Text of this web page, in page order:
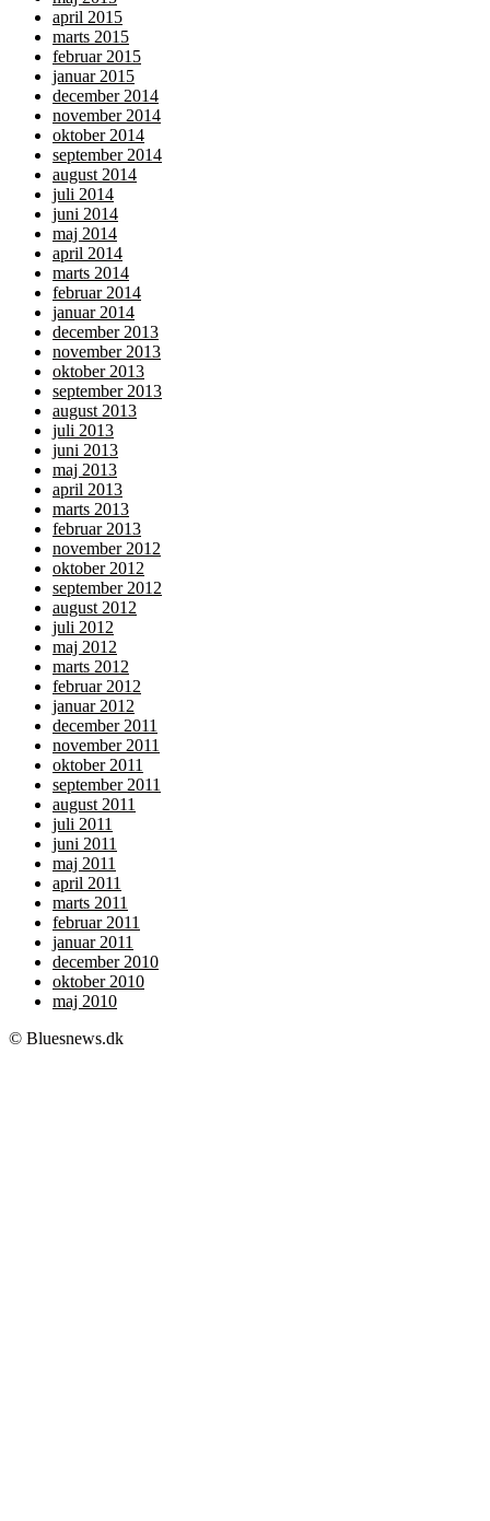
april 2015
marts 2015
februar 2015
januar 2015
december 2014
november 2014
oktober 2014
september 2014
august 2014
juli 2014
juni 2014
maj 2014
april 2014
marts 2014
februar 2014
januar 2014
december 2013
november 2013
oktober 2013
september 2013
august 2013
juli 2013
juni 2013
maj 2013
april 2013
marts 2013
februar 2013
november 2012
oktober 2012
september 2012
august 2012
juli 2012
maj 2012
marts 2012
februar 2012
januar 2012
december 2011
november 2011
oktober 2011
september 2011
august 2011
juli 2011
juni 2011
maj 2011
april 2011
marts 2011
februar 2011
januar 2011
december 2010
oktober 2010
maj 2010
© Bluesnews.dk